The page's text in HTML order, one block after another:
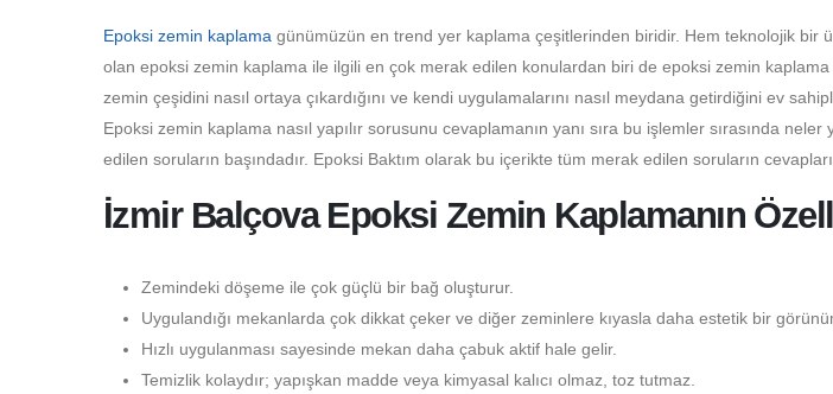
Epoksi zemin kaplama günümüzün en trend yer kaplama çeşitlerinden biridir. Hem teknolojik bir
olan epoksi zemin kaplama ile ilgili en çok merak edilen konulardan biri de epoksi zemin kaplama
zemin çeşidini nasıl ortaya çıkardığını ve kendi uygulamalarını nasıl meydana getirdiğini ev
Epoksi zemin kaplama nasıl yapılır sorusunu cevaplamanın yanı sıra bu işlemler sırasında
edilen soruların başındadır. Epoksi Baktım olarak bu içerikte tüm merak edilen soruların
İzmir Balçova Epoksi Zemin Kaplamanın
Zemindeki döşeme ile çok güçlü bir bağ oluşturur.
Uygulandığı mekanlarda çok dikkat çeker ve diğer zeminlere kıyasla daha estetik bir
Hızlı uygulanması sayesinde mekan daha çabuk aktif hale gelir.
Temizlik kolaydır; yapışkan madde veya kimyasal kalıcı olmaz, toz tutmaz.